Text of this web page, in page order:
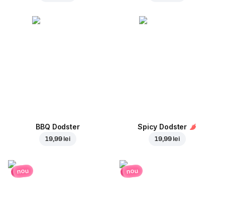
BBQ Dodster
19,99 lei
Spicy Dodster
19,99 lei
nou nou